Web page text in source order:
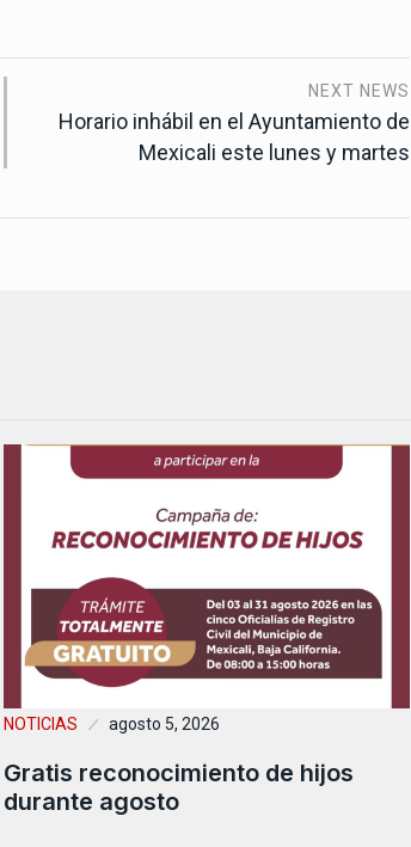
NEXT NEWS
Horario inhábil en el Ayuntamiento de
Mexicali este lunes y martes
NOTICIAS agosto 5, 2026
Gratis reconocimiento de hijos
durante agosto